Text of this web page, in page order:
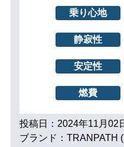
乗り心地
静寂性
安定性
燃費
投稿日：2024年11月02
ブランド：TRANPATH